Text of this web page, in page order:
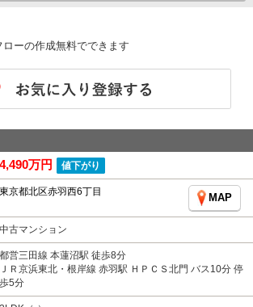
ーの作成無料でできます
4,490万円 値下がり
東京都北区赤羽西6丁目
MAP
中古マンション
都営三田線 本蓮沼駅 徒歩8分
ＪＲ京浜東北・根岸線 赤羽駅 ＨＰＣＳ北門 バス10分 停
歩5分